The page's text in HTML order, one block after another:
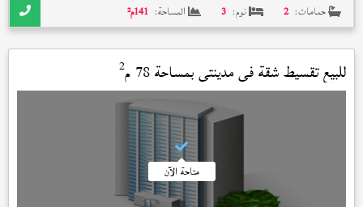
حمامات: 2 نوم: 3 المساحة: 141م²
للبيع تقسيط شقة فيمدينتيبمساحة 78 م 2
متاحة الآن